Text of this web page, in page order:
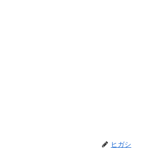
ヒガシ